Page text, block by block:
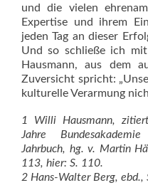
und die vielen
Expertise und ihrem
jeden Tag an dieser
Und so schließe ich
Hausmann, aus dem
Zuversicht spricht:
kulturelle Verarmung
1 Willi Hausmann,
Jahre
Jahrbuch, hg. v. Martin
113, hier: S. 110.
2 Hans-Walter Berg, ebd.,